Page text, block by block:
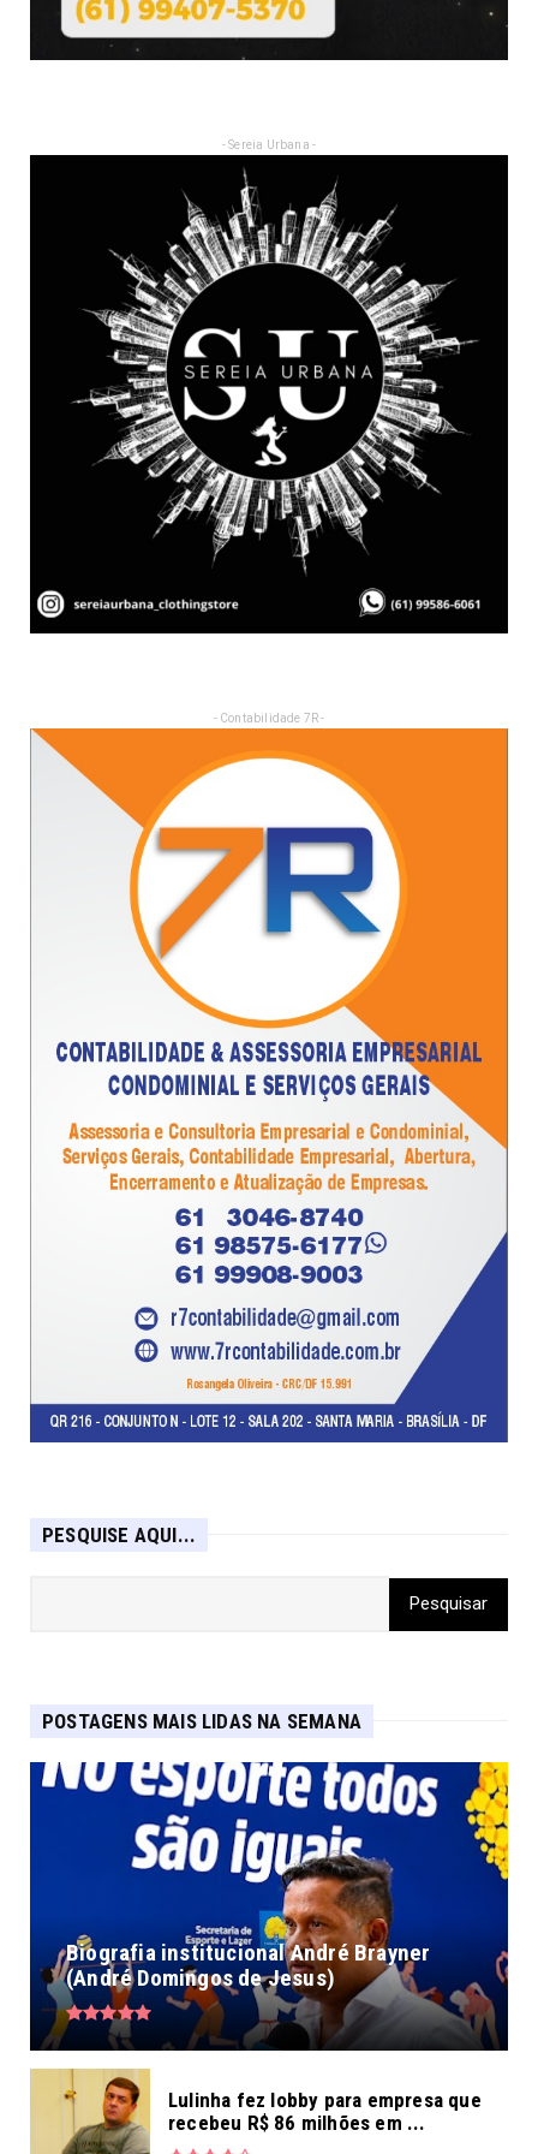
- Sereia Urbana -
- Contabilidade 7R -
PESQUISE AQUI...
POSTAGENS MAIS LIDAS NA SEMANA
Biografia institucional André Brayner
(André Domingos de Jesus)
Lulinha fez lobby para empresa que
recebeu R$ 86 milhões em ...